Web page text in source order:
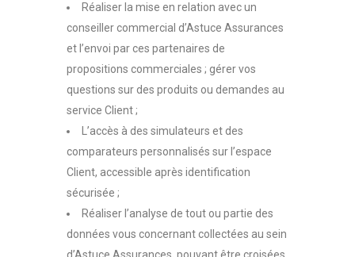
Réaliser la mise en relation avec un
conseiller commercial d’Astuce Assurances
et l’envoi par ces partenaires de
propositions commerciales ; gérer vos
questions sur des produits ou demandes au
service Client ;
L’accès à des simulateurs et des
comparateurs personnalisés sur l’espace
Client, accessible après identification
sécurisée ;
Réaliser l’analyse de tout ou partie des
données vous concernant collectées au sein